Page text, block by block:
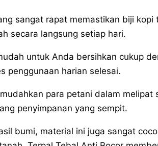
sangat rapat memastikan biji kopi
secara langsung setiap hari.
untuk Anda bersihkan cukup
penggunaan harian selesai.
para petani dalam melipat
penyimpanan yang sempit.
bumi, material ini juga sangat